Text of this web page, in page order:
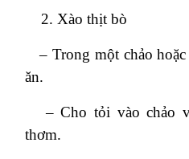
Xào thịt bò
– Trong một chảo
ăn.
– Cho tỏi vào chảo
thơm.